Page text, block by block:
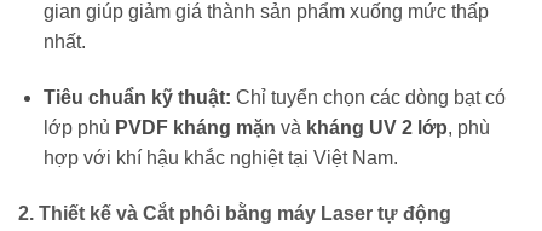
gian giúp giảm giá thành sản phẩm xuống mức thấp
nhất.
Tiêu chuẩn kỹ thuật: Chỉ tuyển chọn các dòng bạt có
lớp phủ PVDF kháng mặn và kháng UV 2 lớp, phù
hợp với khí hậu khắc nghiệt tại Việt Nam.
2. Thiết kế và Cắt phôi bằng máy Laser tự động